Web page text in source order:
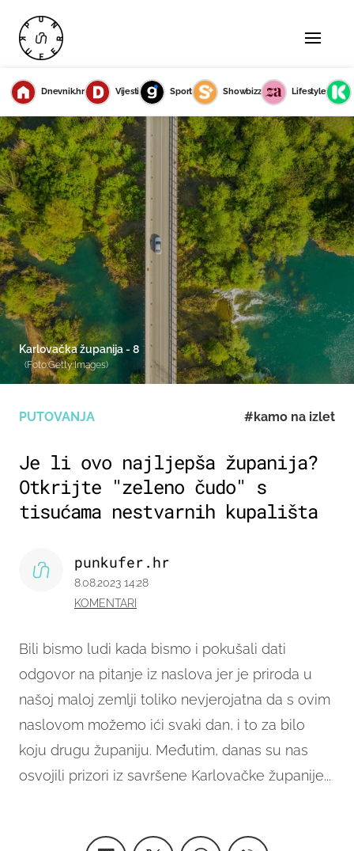
Dnevnik.hr Vijesti Sport Showbizz Lifestyle
PUTOVANJA #kamo na izlet
Je li ovo najljepša županija?
Otkrijte "zeleno čudo" s
tisućama nestvarnih kupališta
Bili bismo ludi kada bismo i pokušali dati
odgovor na pitanje iz naslova jer je priroda u
našoj maloj zemlji toliko nevjerojatna da s ovim
naslovom možemo ići svaki dan, i to za bilo
koju drugu županiju. Međutim, danas su nas
osvojili prizori iz savršene Karlovačke županije...
punkufer.hr
8.08.2023 14:28
KOMENTARI
Karlovačka županija - 8
(Foto:Getty Images)